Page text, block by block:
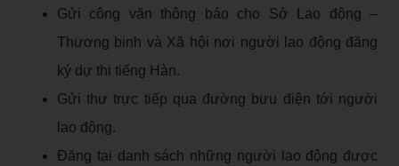
Gửi công văn thông báo cho Sở Lao động –
Thương binh và Xã hội nơi người lao động đăng
ký dự thi tiếng Hàn.
Gửi thư trực tiếp qua đường bưu điện tới người
lao động.
Đăng tại danh sách những người lao động được